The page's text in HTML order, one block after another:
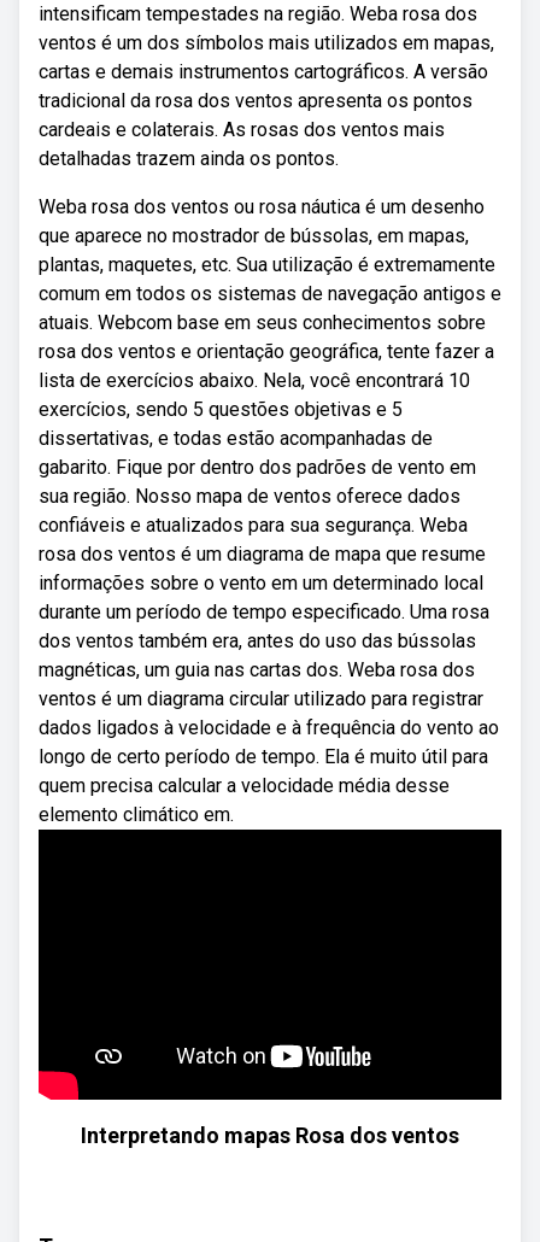
intensificam tempestades na região. Weba rosa dos
ventos é um dos símbolos mais utilizados em mapas,
cartas e demais instrumentos cartográficos. A versão
tradicional da rosa dos ventos apresenta os pontos
cardeais e colaterais. As rosas dos ventos mais
detalhadas trazem ainda os pontos.
Weba rosa dos ventos ou rosa náutica é um desenho
que aparece no mostrador de bússolas, em mapas,
plantas, maquetes, etc. Sua utilização é extremamente
comum em todos os sistemas de navegação antigos e
atuais. Webcom base em seus conhecimentos sobre
rosa dos ventos e orientação geográfica, tente fazer a
lista de exercícios abaixo. Nela, você encontrará 10
exercícios, sendo 5 questões objetivas e 5
dissertativas, e todas estão acompanhadas de
gabarito. Fique por dentro dos padrões de vento em
sua região. Nosso mapa de ventos oferece dados
confiáveis e atualizados para sua segurança. Weba
rosa dos ventos é um diagrama de mapa que resume
informações sobre o vento em um determinado local
durante um período de tempo especificado. Uma rosa
dos ventos também era, antes do uso das bússolas
magnéticas, um guia nas cartas dos. Weba rosa dos
ventos é um diagrama circular utilizado para registrar
dados ligados à velocidade e à frequência do vento ao
longo de certo período de tempo. Ela é muito útil para
quem precisa calcular a velocidade média desse
elemento climático em.
Interpretando mapas Rosa dos ventos